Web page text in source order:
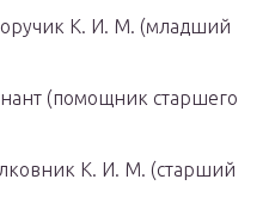
К. И. М. (младший
(помощник старшего
К. И. М. (старший